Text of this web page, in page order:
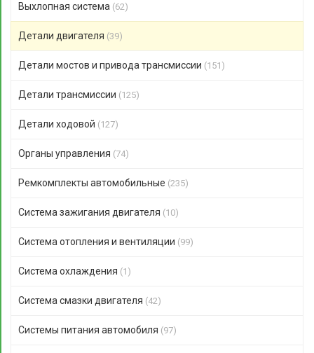
Выхлопная система (62)
Детали двигателя (39)
Детали мостов и привода трансмиссии (151)
Детали трансмиссии (125)
Детали ходовой (127)
Органы управления (74)
Ремкомплекты автомобильные (235)
Система зажигания двигателя (10)
Система отопления и вентиляции (99)
Система охлаждения (1)
Система смазки двигателя (42)
Системы питания автомобиля (97)